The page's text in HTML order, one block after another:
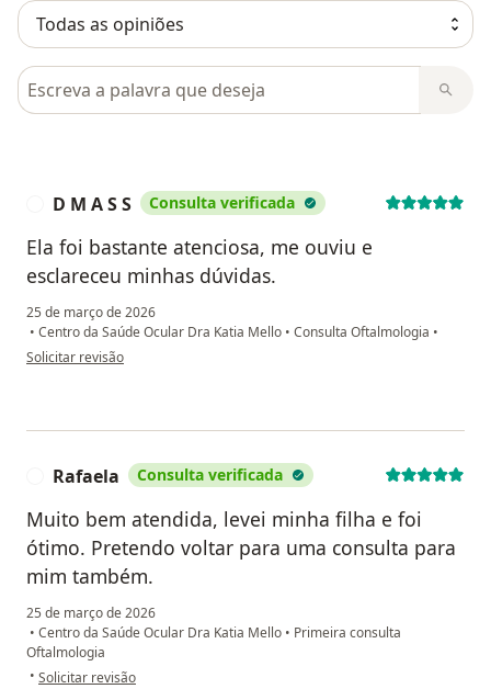
Pesquisar em opiniões
D M A S S Consulta verificada
Ela foi bastante atenciosa, me ouviu e
esclareceu minhas dúvidas.
25 de março de 2026
• Centro da Saúde Ocular Dra Katia Mello • Consulta Oftalmologia •
na opinião do utilizador D M A S S
Solicitar revisão
Rafaela Consulta verificada
Muito bem atendida, levei minha filha e foi
ótimo. Pretendo voltar para uma consulta para
mim também.
25 de março de 2026
• Centro da Saúde Ocular Dra Katia Mello • Primeira consulta
Oftalmologia
• na opinião do utilizador Rafaela
Solicitar revisão